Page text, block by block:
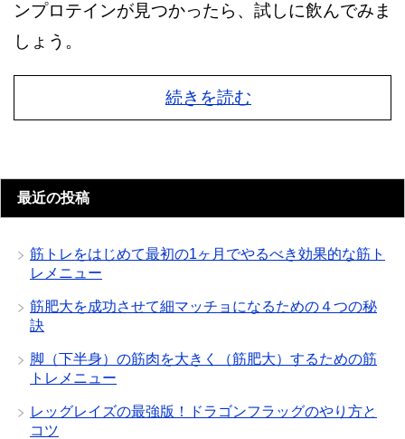
ンプロテインが見つかったら、試しに飲んでみま
しょう。
続きを読む
最近の投稿
筋トレをはじめて最初の1ヶ月でやるべき効果的な筋ト
レメニュー
筋肥大を成功させて細マッチョになるための４つの秘
訣
脚（下半身）の筋肉を大きく（筋肥大）するための筋
トレメニュー
レッグレイズの最強版！ドラゴンフラッグのやり方と
コツ